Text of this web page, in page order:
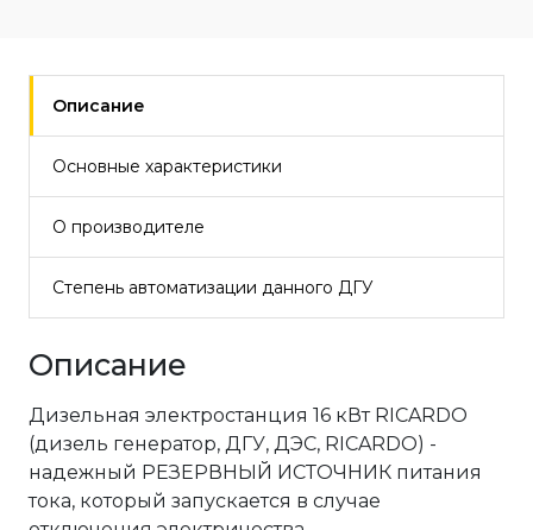
Описание
Основные характеристики
О производителе
Степень автоматизации данного ДГУ
Описание
Дизельная электростанция 16 кВт RICARDO
(дизель генератор, ДГУ, ДЭС, RICARDO) -
надежный РЕЗЕРВНЫЙ ИСТОЧНИК питания
тока, который запускается в случае